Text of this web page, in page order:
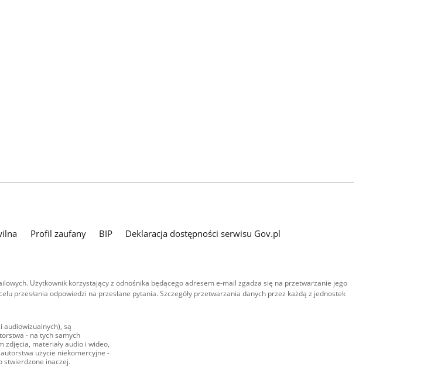
Profil zaufany BIP
Deklaracja dostępności serwisu Gov.pl
Użytkownik korzystający z odnośnika będącego adresem e-mail zgadza się na przetwarzanie jego
przesłania odpowiedzi na przesłane pytania. Szczegóły przetwarzania danych przez każdą z jednostek
audiowizualnych), są
- na tych samych
zdjęcia, materiały audio i wideo,
użycie niekomercyjne -
stwierdzone inaczej.